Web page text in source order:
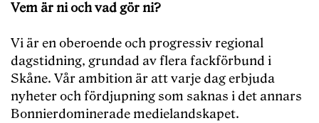
Vem är ni och vad gör ni?
Vi är en oberoende och progressiv regional
dagstidning, grundad av flera fackförbund i
Skåne. Vår ambition är att varje dag erbjuda
nyheter och fördjupning som saknas i det annars
Bonnierdominerade medielandskapet.